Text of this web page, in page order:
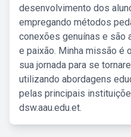
desenvolvimento dos
empregando métodos
conexões genuínas e são
e paixão. Minha missão é
sua jornada para se
utilizando abordagens
pelas principais
dsw.aau.edu.et.